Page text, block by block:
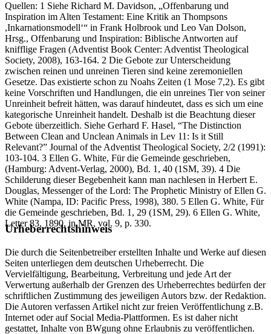
Quellen: 1 Siehe Richard M. Davidson, „Offenbarung und
Inspiration im Alten Testament: Eine Kritik an Thompsons
,Inkarnationsmodell‘“ in Frank Holbrook und Leo Van Dolson,
Hrsg., Offenbarung und Inspiration: Biblische Antworten auf
knifflige Fragen (Adventist Book Center: Adventist Theological
Society, 2008), 163-164. 2 Die Gebote zur Unterscheidung
zwischen reinen und unreinen Tieren sind keine zeremoniellen
Gesetze. Das existierte schon zu Noahs Zeiten (1 Mose 7,2). Es gibt
keine Vorschriften und Handlungen, die ein unreines Tier von seiner
Unreinheit befreit hätten, was darauf hindeutet, dass es sich um eine
kategorische Unreinheit handelt. Deshalb ist die Beachtung dieser
Gebote überzeitlich. Siehe Gerhard F. Hasel, “The Distinction
Between Clean and Unclean Animals in Lev 11: Is it Still
Relevant?” Journal of the Adventist Theological Society, 2/2 (1991):
103-104. 3 Ellen G. White, Für die Gemeinde geschrieben,
(Hamburg: Advent-Verlag, 2000), Bd. 1, 40 (1SM, 39). 4 Die
Schilderung dieser Begebenheit kann man nachlesen in Herbert E.
Douglas, Messenger of the Lord: The Prophetic Ministry of Ellen G.
White (Nampa, ID: Pacific Press, 1998), 380. 5 Ellen G. White, Für
die Gemeinde geschrieben, Bd. 1, 29 (1SM, 29). 6 Ellen G. White,
Letter 83, 1890, in MR, vol. 9, p. 330.
Urheberrechtshinweis
Die durch die Seitenbetreiber erstellten Inhalte und Werke auf diesen
Seiten unterliegen dem deutschen Urheberrecht. Die
Vervielfältigung, Bearbeitung, Verbreitung und jede Art der
Verwertung außerhalb der Grenzen des Urheberrechtes bedürfen der
schriftlichen Zustimmung des jeweiligen Autors bzw. der Redaktion.
Die Autoren verfassen Artikel nicht zur freien Veröffentlichung z.B.
Internet oder auf Social Media-Plattformen. Es ist daher nicht
gestattet, Inhalte von BWgung ohne Erlaubnis zu veröffentlichen.